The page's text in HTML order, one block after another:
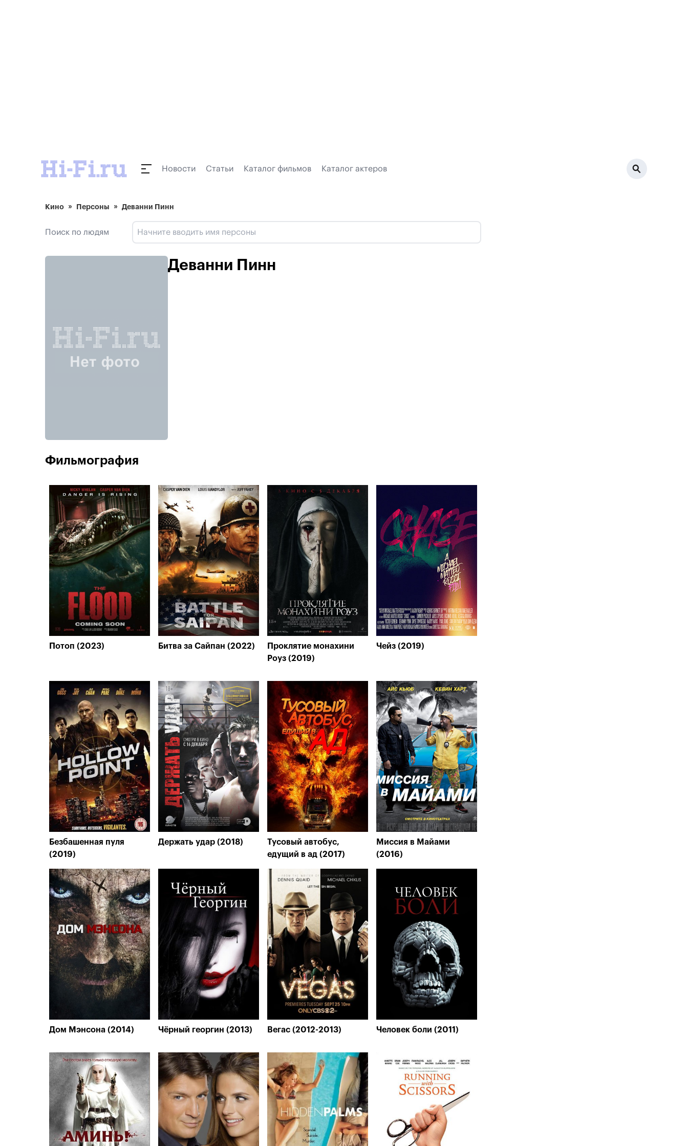
Новости Статьи Каталог фильмов Каталог актеров
Кино Персоны Деванни Пинн
Поиск по людям
Деванни Пинн
Фильмография
Потоп (2023) Битва за Сайпан (2022)
Проклятие монахини
Роуз (2019)
Чейз (2019)
Безбашенная пуля
(2019)
Держать удар (2018)
Тусовый автобус,
едущий в ад (2017)
Миссия в Майами
(2016)
Дом Мэнсона (2014) Чёрный георгин (2013) Вегас (2012-2013) Человек боли (2011)